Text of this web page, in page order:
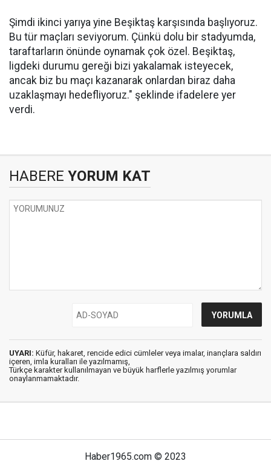
Şimdi ikinci yarıya yine Beşiktaş karşısında başlıyoruz.
Bu tür maçları seviyorum. Çünkü dolu bir stadyumda,
taraftarların önünde oynamak çok özel. Beşiktaş,
ligdeki durumu gereği bizi yakalamak isteyecek,
ancak biz bu maçı kazanarak onlardan biraz daha
uzaklaşmayı hedefliyoruz." şeklinde ifadelere yer
verdi.
HABERE YORUM KAT
UYARI: Küfür, hakaret, rencide edici cümleler veya imalar, inançlara saldırı
içeren, imla kuralları ile yazılmamış,
Türkçe karakter kullanılmayan ve büyük harflerle yazılmış yorumlar
onaylanmamaktadır.
Haber1965.com © 2023